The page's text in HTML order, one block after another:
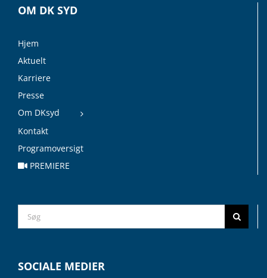
OM DK SYD
Hjem
Aktuelt
Karriere
Presse
Om DKsyd
Kontakt
Programoversigt
PREMIERE
Search
for:
SOCIALE MEDIER